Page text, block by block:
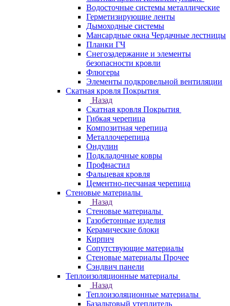
Водосточные системы металлические
Герметизирующие ленты
Дымоходные системы
Мансардные окна Чердачные лестницы
Планки ГЧ
Снегозадержание и элементы
безопасности кровли
Флюгеры
Элементы подкровельной вентиляции
Скатная кровля Покрытия
Назад
Скатная кровля Покрытия
Гибкая черепица
Композитная черепица
Металлочерепица
Ондулин
Подкладочные ковры
Профнастил
Фальцевая кровля
Цементно-песчаная черепица
Стеновые материалы
Назад
Стеновые материалы
Газобетонные изделия
Керамические блоки
Кирпич
Сопутствующие материалы
Стеновые материалы Прочее
Сэндвич панели
Теплоизоляционные материалы
Назад
Теплоизоляционные материалы
Базальтовый утеплитель